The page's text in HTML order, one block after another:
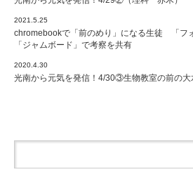
2021.5.25
chromebookで「前のめり」になる生徒 「フ
「ジャムボード」で考察を共有
2020.4.30
光南から元気を発信！4/30③生物教室の前の